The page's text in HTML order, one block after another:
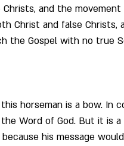
and the
Christ and false
the Gospel with no true
horseman is a bow. In
Word of God. But it is
his message